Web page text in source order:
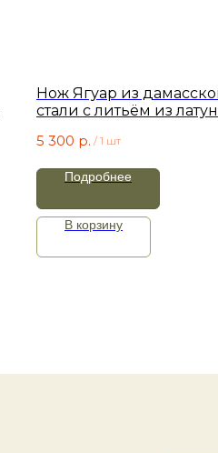
Нож Ягуар из
стали с литьём из
5 300 р. / 1 шт
Подробнее
В корзину